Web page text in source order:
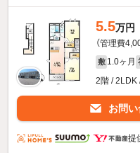
5.5万円
（管理費
敷 1.0ヶ月
2階 / 2LDK
お問
提